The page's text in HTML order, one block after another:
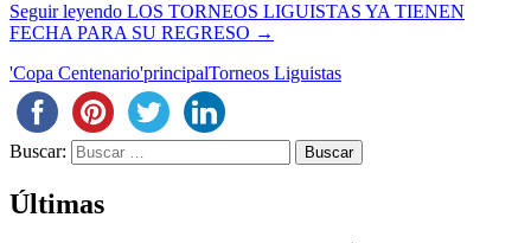
Seguir leyendo LOS TORNEOS LIGUISTAS YA TIENEN
FECHA PARA SU REGRESO →
'Copa Centenario'principalTorneos Liguistas
Buscar:
Últimas